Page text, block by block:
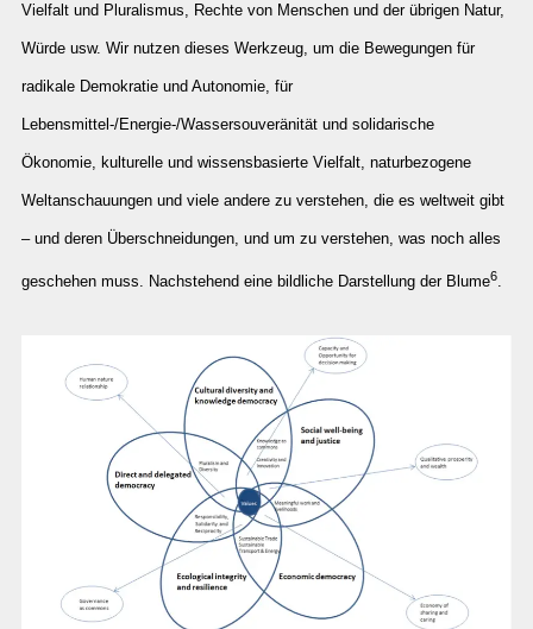
Vielfalt und Pluralismus, Rechte von Menschen und der übrigen Natur,
Würde usw. Wir nutzen dieses Werkzeug, um die Bewegungen für
radikale Demokratie und Autonomie, für
Lebensmittel-/Energie-/Wassersouveränität und solidarische
Ökonomie, kulturelle und wissensbasierte Vielfalt, naturbezogene
Weltanschauungen und viele andere zu verstehen, die es weltweit gibt
– und deren Überschneidungen, und um zu verstehen, was noch alles
geschehen muss. Nachstehend eine bildliche Darstellung der Blume6.